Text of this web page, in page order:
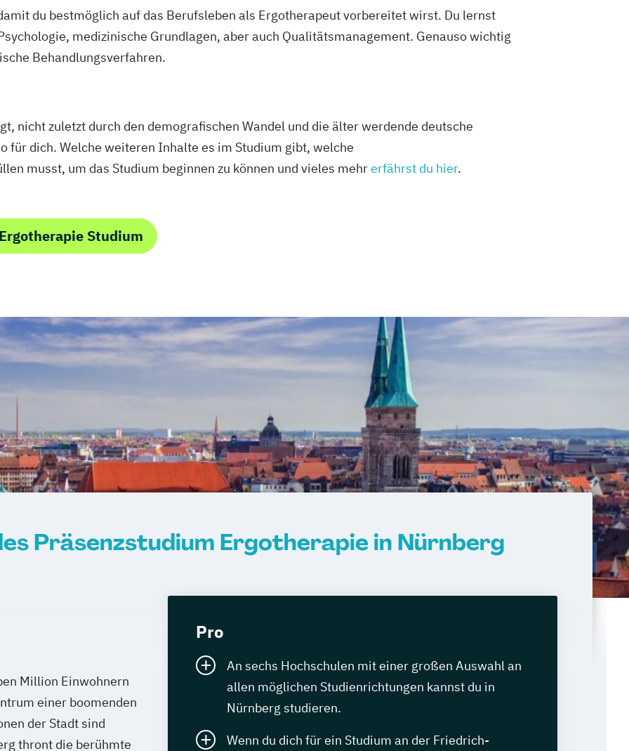
du bestmöglich auf das Berufsleben als Ergotherapeut vorbereitet wirst. Du lernst
medizinische Grundlagen, aber auch Qualitätsmanagement. Genauso wichtig
Behandlungsverfahren.
nicht zuletzt durch den demografischen Wandel und die älter werdende deutsche
für dich. Welche weiteren Inhalte es im Studium gibt, welche
musst, um das Studium beginnen zu können und vieles mehrerfährst du hier.
Studium
Präsenzstudium Ergotherapie in Nürnberg
Million Einwohnern
einer boomenden
der Stadt sind
thront die berühmte
Pro
An sechs Hochschulen mit einer großen Auswahl an
allen möglichen Studienrichtungen kannst du in
Nürnberg studieren.
Wenn du dich für ein Studium an der Friedrich-